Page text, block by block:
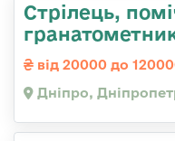
Стрілець,
від 20000 до
Дніпро,